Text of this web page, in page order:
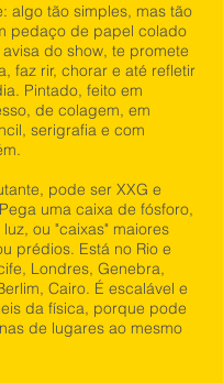
algo tão simples, mas tão
pedaço de papel colado
do show, te promete
faz rir, chorar e até refletir
Pintado, feito em
de colagem, em
serigrafia e com
pode ser XXG e
uma caixa de fósforo,
ou "caixas" maiores
prédios. Está no Rio e
Londres, Genebra,
Cairo. É escalável e
da física, porque pode
de lugares ao mesmo